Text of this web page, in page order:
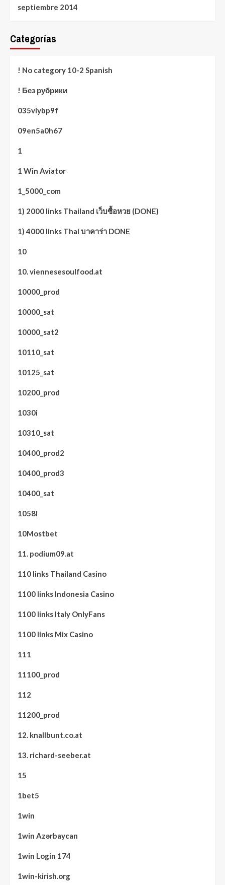
septiembre 2014
Categorías
! No category 10-2 Spanish
! Без рубрики
035vlybp9f
09en5a0h67
1
1 Win Aviator
1_5000_com
1) 2000 links Thailand เว็บซื้อหวย (DONE)
1) 4000 links Thai บาคาร่า DONE
10
10. viennesesoulfood.at
10000_prod
10000_sat
10000_sat2
10110_sat
10125_sat
10200_prod
1030i
10310_sat
10400_prod2
10400_prod3
10400_sat
1058i
10Mostbet
11. podium09.at
110 links Thailand Casino
1100 links Indonesia Casino
1100 links Italy OnlyFans
1100 links Mix Casino
111
11100_prod
112
11200_prod
12. knallbunt.co.at
13. richard-seeber.at
15
1bet5
1win
1win Azərbaycan
1win Login 174
1win-kirish.org